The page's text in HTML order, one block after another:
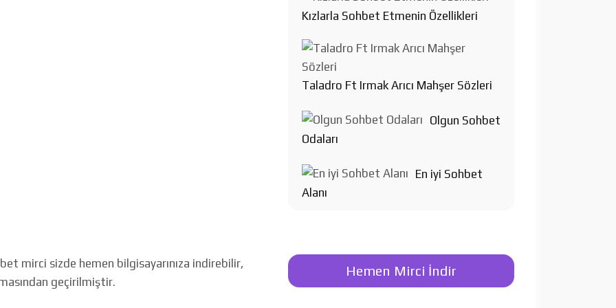
Kızlarla Sohbet Etmenin Özellikleri
Taladro Ft Irmak Arıcı Mahşer Sözleri
Olgun Sohbet
Odaları
En iyi Sohbet
Alanı
mirci sizde hemen bilgisayarınıza indirebilir,
geçirilmiştir.
Hemen Mirci İndir